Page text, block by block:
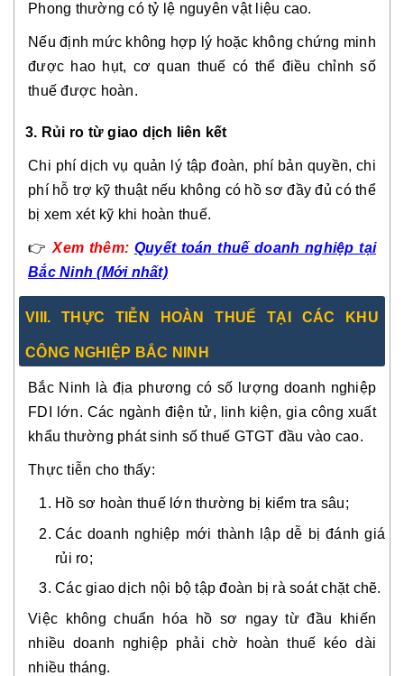
Phong thường có tỷ lệ nguyên vật liệu cao.
Nếu định mức không hợp lý hoặc không chứng minh
được hao hụt, cơ quan thuế có thể điều chỉnh số
thuế được hoàn.
3. Rủi ro từ giao dịch liên kết
Chi phí dịch vụ quản lý tập đoàn, phí bản quyền, chi
phí hỗ trợ kỹ thuật nếu không có hồ sơ đầy đủ có thể
bị xem xét kỹ khi hoàn thuế.
👉Xem thêm: Quyết toán thuế doanh nghiệp tại
Bắc Ninh (Mới nhất)
VIII. THỰC TIỄN HOÀN THUẾ TẠI CÁC KHU
CÔNG NGHIỆP BẮC NINH
Bắc Ninh là địa phương có số lượng doanh nghiệp
FDI lớn. Các ngành điện tử, linh kiện, gia công xuất
khẩu thường phát sinh số thuế GTGT đầu vào cao.
Thực tiễn cho thấy:
Hồ sơ hoàn thuế lớn thường bị kiểm tra sâu;
Các doanh nghiệp mới thành lập dễ bị đánh giá
rủi ro;
Các giao dịch nội bộ tập đoàn bị rà soát chặt chẽ.
Việc không chuẩn hóa hồ sơ ngay từ đầu khiến
nhiều doanh nghiệp phải chờ hoàn thuế kéo dài
nhiều tháng.